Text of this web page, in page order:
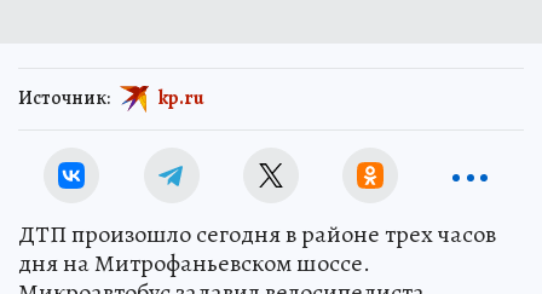
Источник: kp.ru
ДТП произошло сегодня в районе трех часов
дня на Митрофаньевском шоссе.